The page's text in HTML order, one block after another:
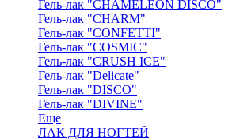
Гель-лак "CHAMELEON DISCO"
Гель-лак "CHARM"
Гель-лак "CONFETTI"
Гель-лак "COSMIC"
Гель-лак "CRUSH ICE"
Гель-лак "Delicate"
Гель-лак "DISCO"
Гель-лак "DIVINE"
Еще
ЛАК ДЛЯ НОГТЕЙ